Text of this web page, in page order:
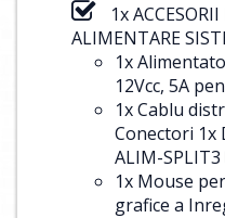
1x
ALIMENTARE
1x
12Vcc, 5A
1x Cablu
Conectori 1x
ALIM-SPLIT3
1x Mouse
grafice a